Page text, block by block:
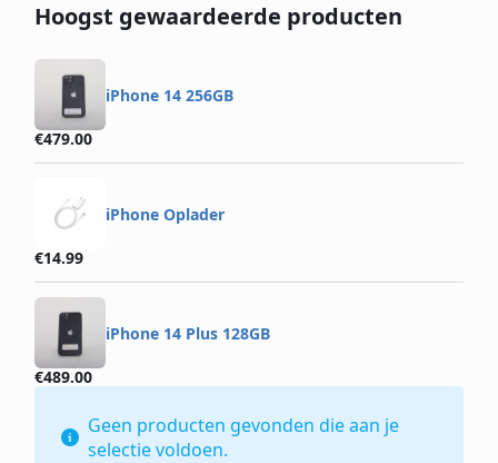
Hoogst gewaardeerde producten
iPhone 14 256GB
€479.00
iPhone Oplader
€14.99
iPhone 14 Plus 128GB
€489.00
Geen producten gevonden die aan je
selectie voldoen.